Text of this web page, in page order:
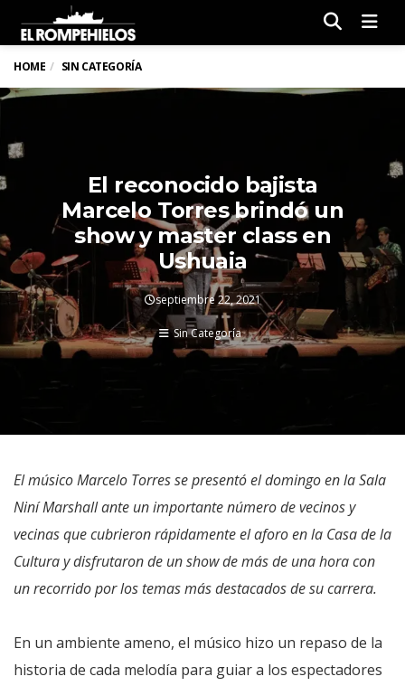
HOME SIN CATEGORÍA
El reconocido bajista
Marcelo Torres brindó un
show y master class en
Ushuaia
septiembre 22, 2021
Sin Categoría
El músico Marcelo Torres se presentó el domingo en la Sala
Niní Marshall ante un importante número de vecinos y
vecinas que cubrieron rápidamente el aforo en la Casa de la
Cultura y disfrutaron de un show de más de una hora con
un recorrido por los temas más destacados de su carrera.
En un ambiente ameno, el músico hizo un repaso de la
historia de cada melodía para guiar a los espectadores